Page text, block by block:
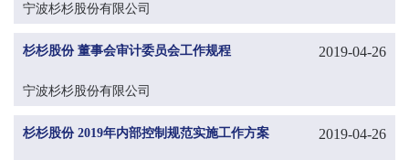
宁波杉杉股份有限公司
杉杉股份 董事会审计委员会工作规程 2019-04-26
宁波杉杉股份有限公司
杉杉股份 2019年内部控制规范实施工作方案 2019-04-26